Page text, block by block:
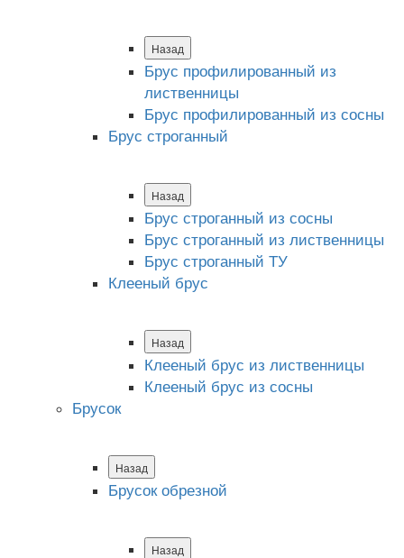
Назад
Брус профилированный из
лиственницы
Брус профилированный из сосны
Брус строганный
Назад
Брус строганный из сосны
Брус строганный из лиственницы
Брус строганный ТУ
Клееный брус
Назад
Клееный брус из лиственницы
Клееный брус из сосны
Брусок
Назад
Брусок обрезной
Назад